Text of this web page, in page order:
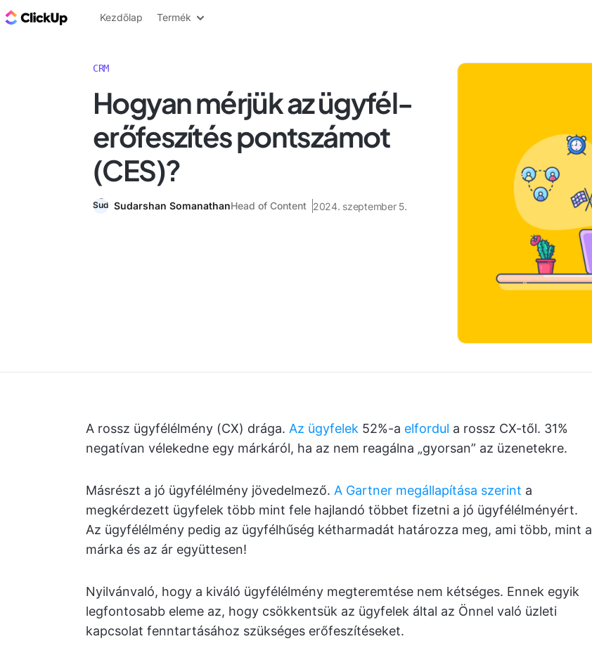
ClickUp blog
Kezdőlap Termék
CRM
Hogyan mérjük az ügyfél-
erőfeszítés pontszámot
(CES)?
Sudarshan SomanathanHead of Content 2024. szeptember 5.
A rossz ügyfélélmény (CX) drága. Az ügyfelek 52%-a elfordul a rossz CX-től. 31%
negatívan vélekedne egy márkáról, ha az nem reagálna „gyorsan” az üzenetekre.
Másrészt a jó ügyfélélmény jövedelmező. A Gartner megállapítása szerint a
megkérdezett ügyfelek több mint fele hajlandó többet fizetni a jó ügyfélélményért.
Az ügyfélélmény pedig az ügyfélhűség kétharmadát határozza meg, ami több, mint a
márka és az ár együttesen!
Nyilvánvaló, hogy a kiváló ügyfélélmény megteremtése nem kétséges. Ennek egyik
legfontosabb eleme az, hogy csökkentsük az ügyfelek által az Önnel való üzleti
kapcsolat fenntartásához szükséges erőfeszítéseket.